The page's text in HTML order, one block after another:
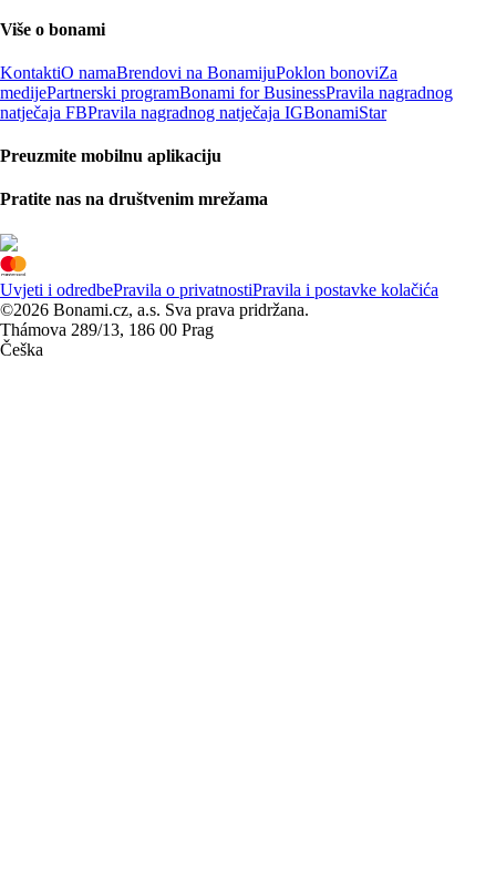
Više o bonami
KontaktiO namaBrendovi na BonamijuPoklon bonoviZa
medijePartnerski programBonami for BusinessPravila nagradnog
natječaja FBPravila nagradnog natječaja IGBonamiStar
Preuzmite mobilnu aplikaciju
Pratite nas na društvenim mrežama
Uvjeti i odredbePravila o privatnostiPravila i postavke kolačića
©2026 Bonami.cz, a.s. Sva prava pridržana.
Thámova 289/13, 186 00 Prag
Češka